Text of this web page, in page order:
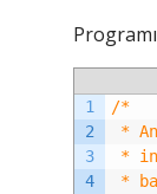
1
2
3
4
/*
*
*
*